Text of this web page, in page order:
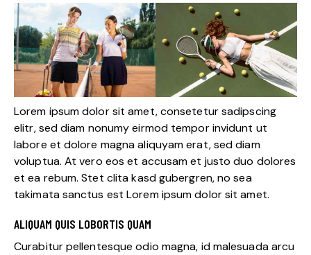
Lorem ipsum dolor sit amet, consetetur sadipscing
elitr, sed diam nonumy eirmod tempor invidunt ut
labore et dolore magna aliquyam erat, sed diam
voluptua. At vero eos et accusam et justo duo dolores
et ea rebum. Stet clita kasd gubergren, no sea
takimata sanctus est Lorem ipsum dolor sit amet.
ALIQUAM QUIS LOBORTIS QUAM
Curabitur pellentesque odio magna, id malesuada arcu